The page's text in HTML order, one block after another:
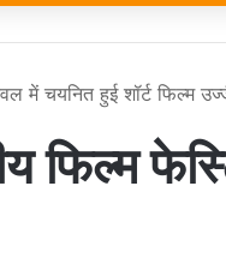
में चयनित हुई शॉर्ट फिल्म